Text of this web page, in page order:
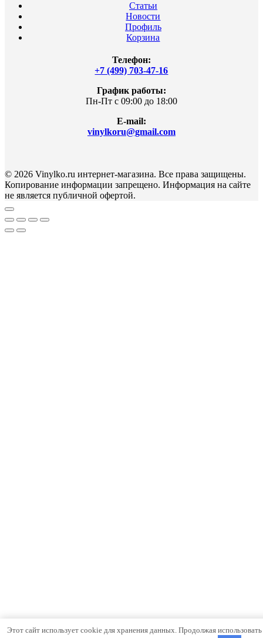
Статьи
Новости
Профиль
Корзина
Телефон:
+7 (499) 703-47-16
График работы:
Пн-Пт с 09:00 до 18:00
E-mail:
vinylkoru@gmail.com
© 2026 Vinylko.ru интернет-магазина. Все права защищены.
Копирование информации запрещено. Информация на сайте
не является публичной офертой.
Этот сайт использует cookie для хранения данных. Продолжая